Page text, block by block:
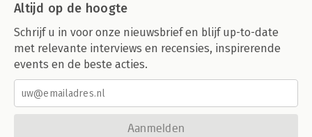
Altijd op de hoogte
Schrijf u in voor onze nieuwsbrief en blijf up-to-date
met relevante interviews en recensies, inspirerende
events en de beste acties.
Aanmelden